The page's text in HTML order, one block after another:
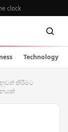
clock
Technology
කිරීමට